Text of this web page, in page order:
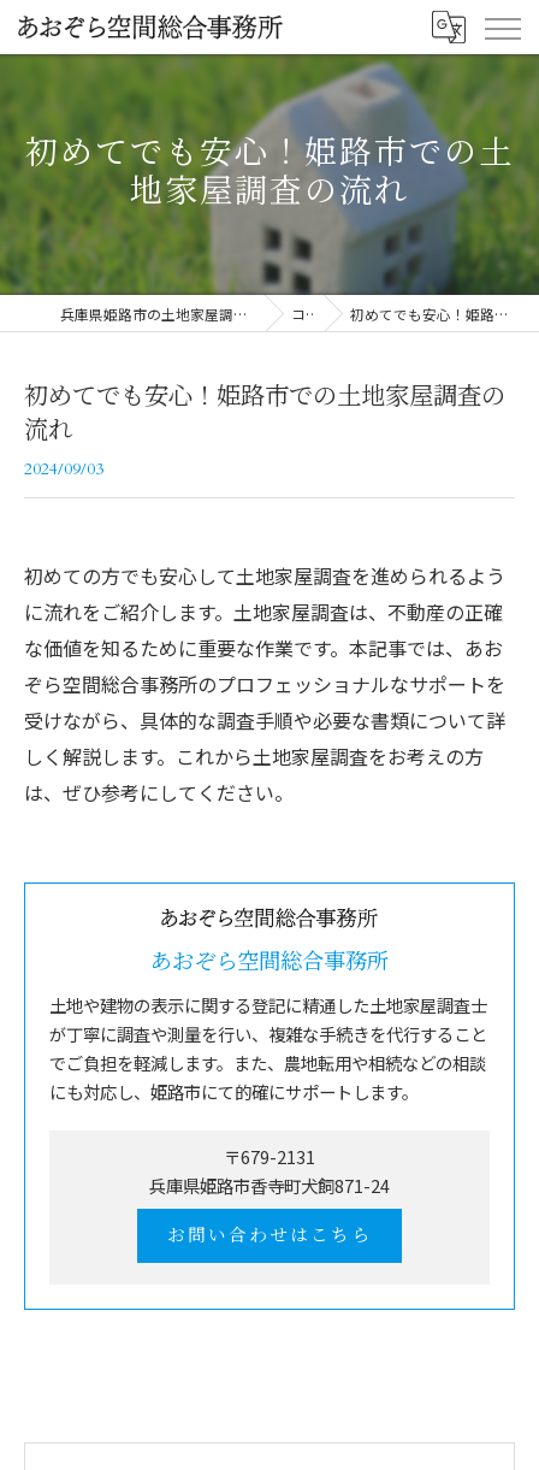
初めてでも安心！姫路市での土
地家屋調査の流れ
兵庫県姫路市の土地家屋調査ならあおぞら空間総合事務所 コラム 初めてでも安心！姫路市での土地家屋調査の流れ
初めてでも安心！姫路市での土地家屋調査の
流れ
2024/09/03
初めての方でも安心して土地家屋調査を進められるよう
に流れをご紹介します。土地家屋調査は、不動産の正確
な価値を知るために重要な作業です。本記事では、あお
ぞら空間総合事務所のプロフェッショナルなサポートを
受けながら、具体的な調査手順や必要な書類について詳
しく解説します。これから土地家屋調査をお考えの方
は、ぜひ参考にしてください。
あおぞら空間総合事務所
土地や建物の表示に関する登記に精通した土地家屋調査士
が丁寧に調査や測量を行い、複雑な手続きを代行すること
でご負担を軽減します。また、農地転用や相続などの相談
にも対応し、姫路市にて的確にサポートします。
〒679-2131
兵庫県姫路市香寺町犬飼871-24
お問い合わせはこちら